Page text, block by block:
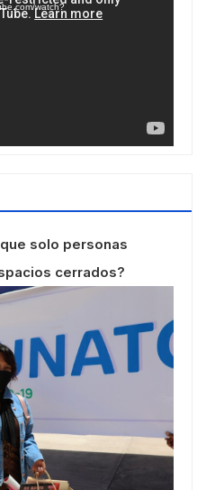
watch?
solo personas
cerrados?